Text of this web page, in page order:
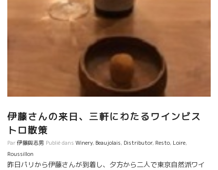
伊藤さんの来日、三軒にわたるワインビス
トロ散策
Par伊藤與志男 Publié dans Winery, Beaujolais, Distributor, Resto, Loire,
Roussillon
昨日パリから伊藤さんが到着し、夕方から二人で東京自然派ワイ